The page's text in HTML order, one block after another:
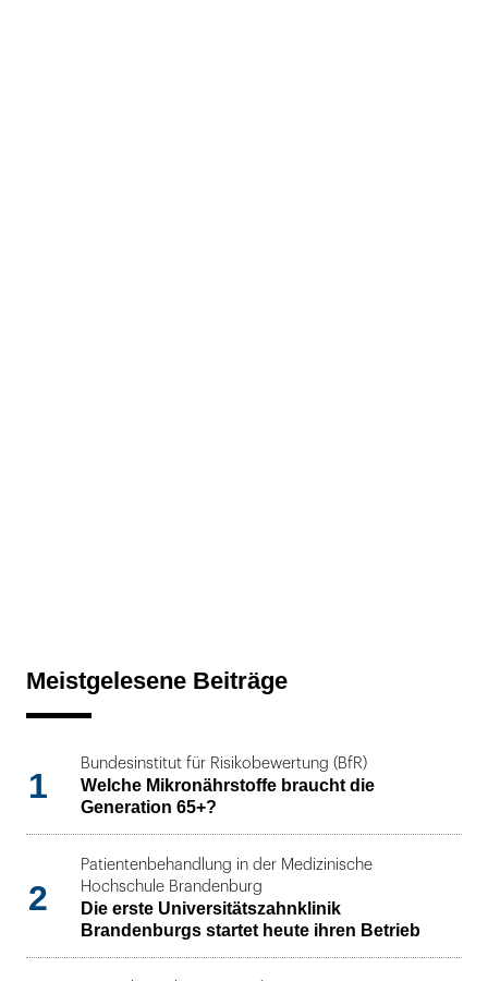
Meistgelesene Beiträge
1
Bundesinstitut für Risikobewertung (BfR)
Welche Mikronährstoffe braucht die
Generation 65+?
2
Patientenbehandlung in der Medizinische
Hochschule Brandenburg
Die erste Universitätszahnklinik
Brandenburgs startet heute ihren Betrieb